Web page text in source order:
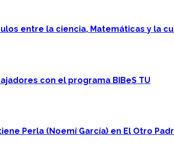
entre la ciencia, Matemáticas y la
con el programa BIBeS TU
Perla (Noemí García) en El Otro